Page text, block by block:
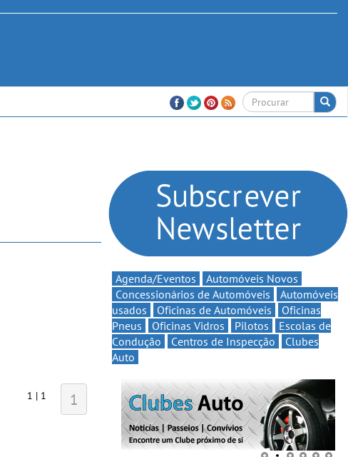
1 | 1 1
Agenda/Eventos
Automóveis Novos
Concessionários de Automóveis
Automóveis
usados
Oficinas de Automóveis
Oficinas
Pneus
Oficinas Vidros Pilotos
Escolas de
Condução
Centros de Inspecção
Clubes
Auto